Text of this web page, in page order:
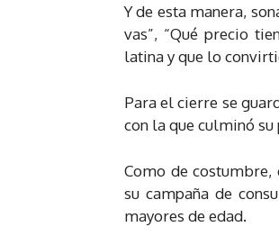
o
Y de esta manera,
vas”, “Qué precio
latina y que lo
Para el cierre se
con la que culminó
Como de costumbre,
su campaña de
mayores de edad.